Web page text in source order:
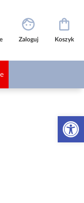
Otwórz
Zaloguj Koszyk